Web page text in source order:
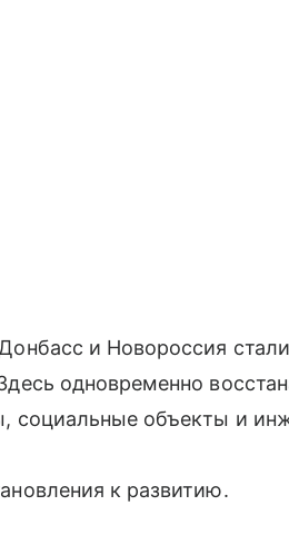
и Новороссия
одновременно
социальные объекты и
к развитию.